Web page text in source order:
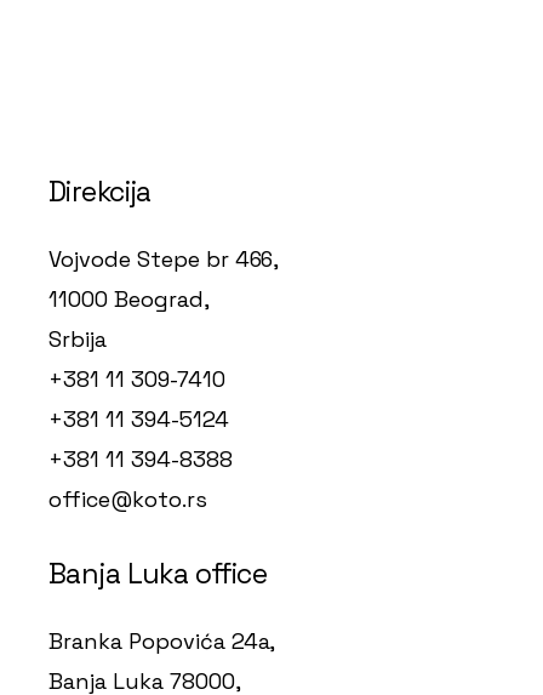
Direkcija
Vojvode Stepe br 466,
11000 Beograd,
Srbija
+381 11 309-7410
+381 11 394-5124
+381 11 394-8388
office@koto.rs
Banja Luka office
Branka Popovića 24a,
Banja Luka 78000,